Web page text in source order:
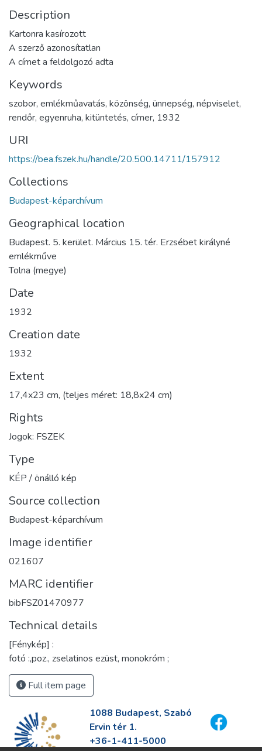
Description
Kartonra kasírozott
A szerző azonosítatlan
A címet a feldolgozó adta
Keywords
szobor, emlékműavatás, közönség, ünnepség, népviselet,
rendőr, egyenruha, kitüntetés, címer, 1932
URI
https://bea.fszek.hu/handle/20.500.14711/157912
Collections
Budapest-képarchívum
Geographical location
Budapest. 5. kerület. Március 15. tér. Erzsébet királyné
emlékműve
Tolna (megye)
Date
1932
Creation date
1932
Extent
17,4x23 cm, (teljes méret: 18,8x24 cm)
Rights
Jogok: FSZEK
Type
KÉP / önálló kép
Source collection
Budapest-képarchívum
Image identifier
021607
MARC identifier
bibFSZ01470977
Technical details
[Fénykép] :
fotó :,poz., zselatinos ezüst, monokróm ;
Full item page
1088 Budapest, Szabó
Ervin tér 1.
+36-1-411-5000